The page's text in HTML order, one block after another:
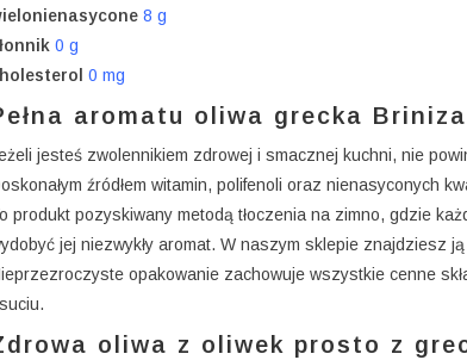
8 g
0 g
0 mg
aromatu oliwa grecka Briniza
jesteś zwolennikiem zdrowej i smacznej kuchni, nie
źródłem witamin, polifenoli oraz nienasyconych
produkt pozyskiwany metodą tłoczenia na zimno, gdzie
jej niezwykły aromat. W naszym sklepie znajdziesz
opakowanie zachowuje wszystkie cenne
oliwa z oliwek prosto z